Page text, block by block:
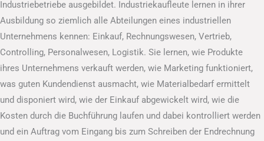
Industriebetriebe ausgebildet. Industriekaufleute lernen in ihrer
Ausbildung so ziemlich alle Abteilungen eines industriellen
Unternehmens kennen: Einkauf, Rechnungswesen, Vertrieb,
Controlling, Personalwesen, Logistik. Sie lernen, wie Produkte
ihres Unternehmens verkauft werden, wie Marketing funktioniert,
was guten Kundendienst ausmacht, wie Materialbedarf ermittelt
und disponiert wird, wie der Einkauf abgewickelt wird, wie die
Kosten durch die Buchführung laufen und dabei kontrolliert werden
und ein Auftrag vom Eingang bis zum Schreiben der Endrechnung